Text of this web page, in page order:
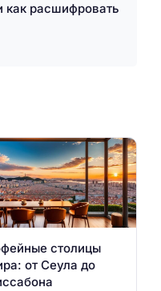
как расшифровать
столицы
от Сеула до